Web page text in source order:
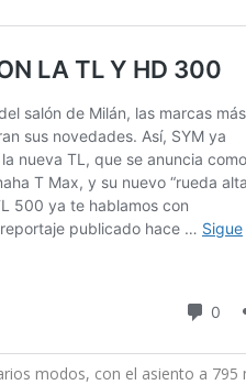
modos, con el asiento a